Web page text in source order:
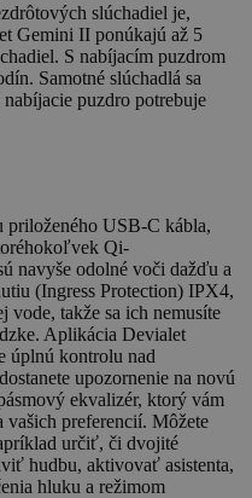
slúchadiel je,
Gemini II ponúkajú až 5
S nabíjacím puzdrom
Samotné slúchadlá sa
puzdro potrebuje
USB-C kábla,
Qi-
navyše odolné voči dažďu a
(Ingress Protection) IPX4,
vode, takže sa ich nemusíte
Aplikácia Devialet
úplnú kontrolu nad
upozornenie na novú
ekvalizér, ktorý vám
preferencií. Môžete
určiť, či dvojité
hudbu, aktivovať asistenta,
hluku a režimom